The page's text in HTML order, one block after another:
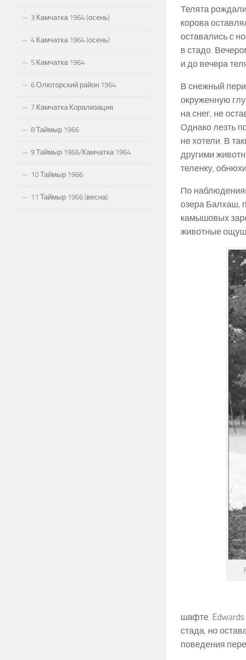
Телята
корова
оставались с
в стадо.
и до вечера
В снежный
окруженную
на снег, не
Однако лезть
не хотели. В
другими
теленку,
По
озера Балхаш,
камышовых
животные
шафте.
стада, но
поведения
3 Камчатка 1964 (осень)
4 Камчатка 1964 (осень)
5 Камчатка 1964
6 Олюторский район 1964
7 Камчатка Корализация
8 Таймыр 1966
9 Таймыр 1966/Камчатка 1964
10 Таймыр 1966
11 Таймыр 1966 (весна)